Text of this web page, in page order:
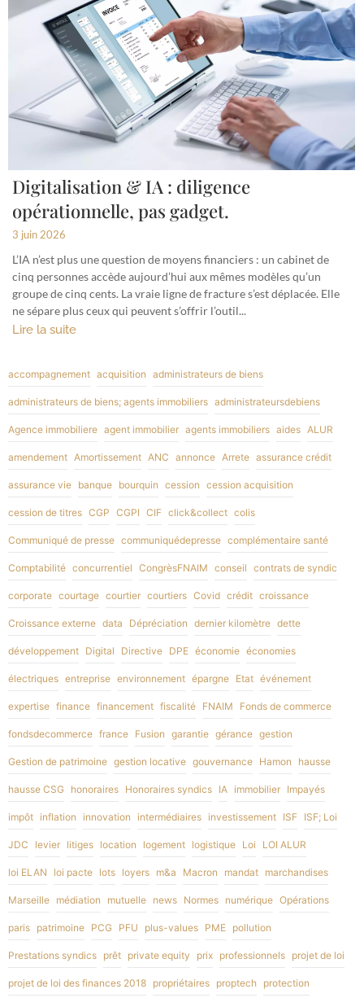
Digitalisation & IA : diligence
opérationnelle, pas gadget.
3 juin 2026
L’IA n’est plus une question de moyens financiers : un cabinet de
cinq personnes accède aujourd’hui aux mêmes modèles qu’un
groupe de cinq cents. La vraie ligne de fracture s’est déplacée. Elle
ne sépare plus ceux qui peuvent s’offrir l’outil...
Lire la suite
accompagnement acquisition administrateurs de biens
administrateurs de biens; agents immobiliers administrateursdebiens
Agence immobiliere agent immobilier agents immobiliers aides ALUR
amendement Amortissement ANC annonce Arrete assurance crédit
assurance vie banque bourquin cession cession acquisition
cession de titres CGP CGPI CIF click&collect colis
Communiqué de presse communiquédepresse complémentaire santé
Comptabilité concurrentiel CongrèsFNAIM conseil contrats de syndic
corporate courtage courtier courtiers Covid crédit croissance
Croissance externe data Dépréciation dernier kilomètre dette
développement Digital Directive DPE économie économies
électriques entreprise environnement épargne Etat événement
expertise finance financement fiscalité FNAIM Fonds de commerce
fondsdecommerce france Fusion garantie gérance gestion
Gestion de patrimoine gestion locative gouvernance Hamon hausse
hausse CSG honoraires Honoraires syndics IA immobilier Impayés
impôt inflation innovation intermédiaires investissement ISF ISF; Loi
JDC levier litiges location logement logistique Loi LOI ALUR
loi ELAN loi pacte lots loyers m&a Macron mandat marchandises
Marseille médiation mutuelle news Normes numérique Opérations
paris patrimoine PCG PFU plus-values PME pollution
Prestations syndics prêt private equity prix professionnels projet de loi
projet de loi des finances 2018 propriétaires proptech protection